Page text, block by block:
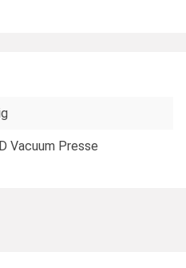
Vacuum Presse